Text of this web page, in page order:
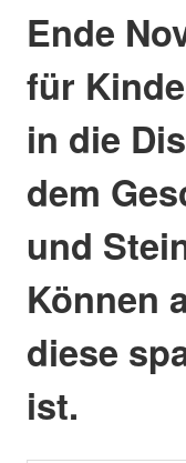
Ende
für
in die
dem
und
Können
diese
ist.